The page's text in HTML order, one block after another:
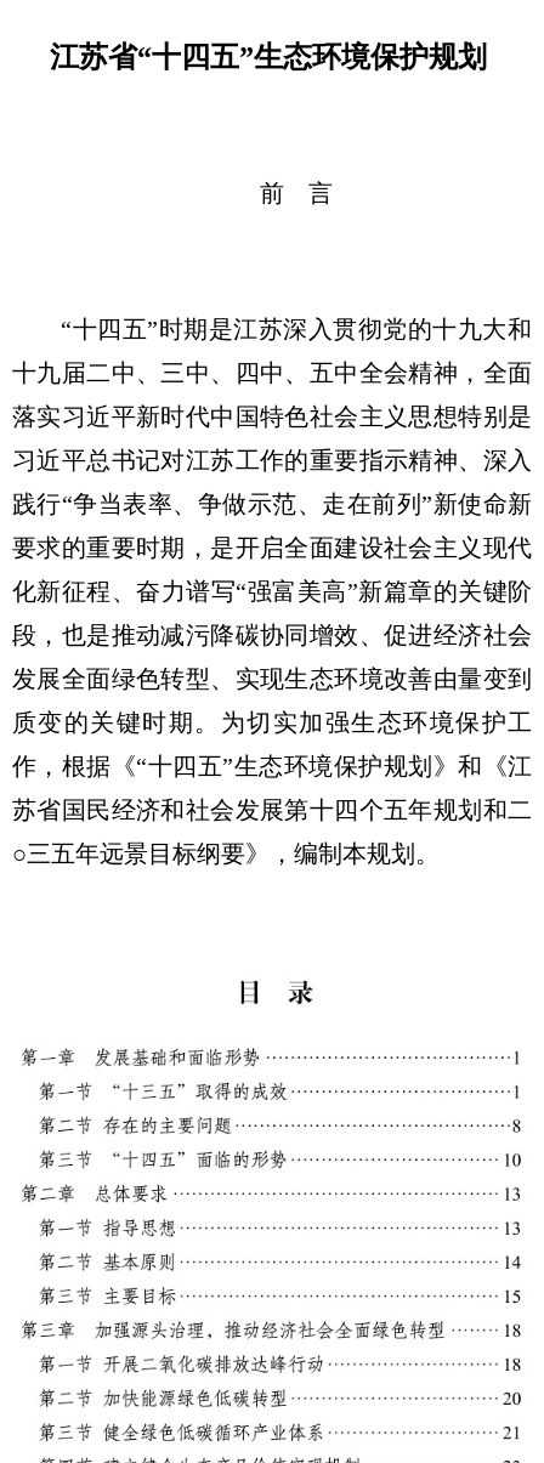
江苏省“十四五”生态环境保护规划
前 言
“十四五”时期是江苏深入贯彻党的十九大和
十九届二中、三中、四中、五中全会精神，全面
落实习近平新时代中国特色社会主义思想特别是
习近平总书记对江苏工作的重要指示精神、深入
践行“争当表率、争做示范、走在前列”新使命新
要求的重要时期，是开启全面建设社会主义现代
化新征程、奋力谱写“强富美高”新篇章的关键阶
段，也是推动减污降碳协同增效、促进经济社会
发展全面绿色转型、实现生态环境改善由量变到
质变的关键时期。为切实加强生态环境保护工
作，根据《“十四五”生态环境保护规划》和《江
苏省国民经济和社会发展第十四个五年规划和二
○三五年远景目标纲要》，编制本规划。